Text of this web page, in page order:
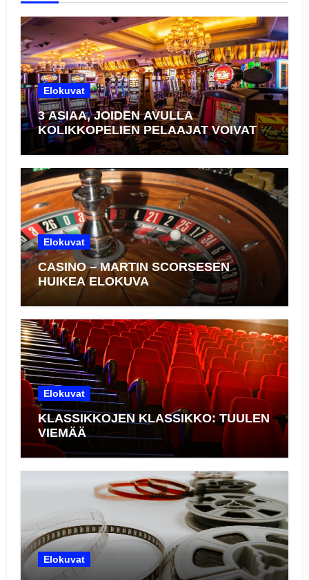
Elokuvat
3 ASIAA, JOIDEN AVULLA
KOLIKKOPELIEN PELAAJAT VOIVAT
NOSTAA STRATEGIANSA UUDELLE
TASOLLE
Elokuvat
CASINO – MARTIN SCORSESEN
HUIKEA ELOKUVA
KASINOMAAILMASTA
Elokuvat
KLASSIKKOJEN KLASSIKKO: TUULEN
VIEMÄÄ
Elokuvat